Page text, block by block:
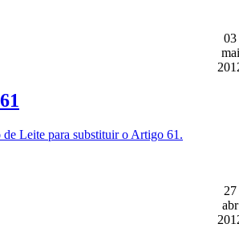
03
mai
Leite para substituir o Artigo 61.
27
abr